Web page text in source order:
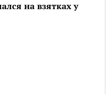
на взятках у